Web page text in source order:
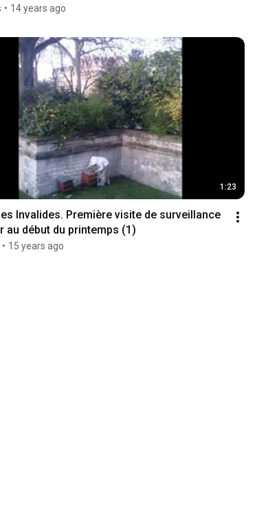
• 14 years ago
1:23
Invalides. Première visite de surveillance
au début du printemps (1)
• 15 years ago